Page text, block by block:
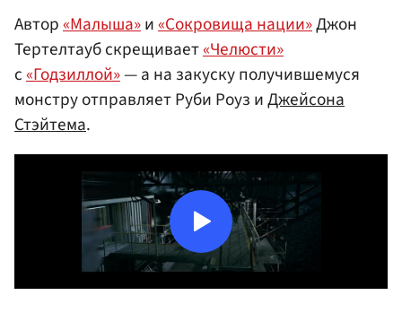
Автор«Малыша»и«Сокровища нации»Джон
Тертелтауб скрещивает«Челюсти»
с«Годзиллой»— а на закуску получившемуся
монстру отправляет Руби Роуз иДжейсона
Стэйтема.